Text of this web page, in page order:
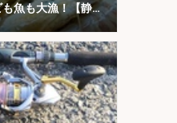
魚も大漁！【静